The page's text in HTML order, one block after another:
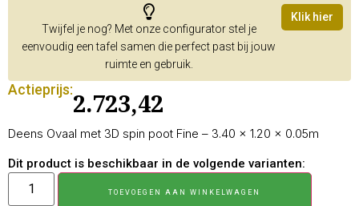
Twijfel je nog? Met onze configurator stel je
eenvoudig een tafel samen die perfect past bij jouw
ruimte en gebruik.
Klik hier
Actieprijs:
2.723,42
Deens Ovaal met 3D spin poot Fine – 3.40 × 1.20 × 0.05m
Dit product is beschikbaar in de volgende varianten:
TOEVOEGEN AAN WINKELWAGEN